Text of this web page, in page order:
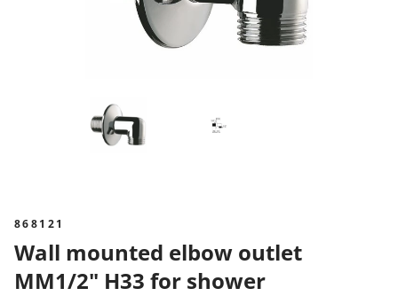
868121
Wall mounted elbow outlet
MM1/2" H33 for shower